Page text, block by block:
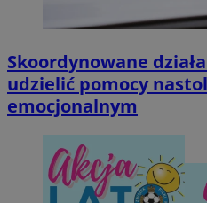
Skoordynowane
udzielić pomocy
emocjonalnym